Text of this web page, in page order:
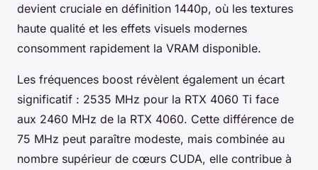
devient cruciale en définition 1440p, où les textures
haute qualité et les effets visuels modernes
consomment rapidement la VRAM disponible.
Les fréquences boost révèlent également un écart
significatif : 2535 MHz pour la RTX 4060 Ti face
aux 2460 MHz de la RTX 4060. Cette différence de
75 MHz peut paraître modeste, mais combinée au
nombre supérieur de cœurs CUDA, elle contribue à